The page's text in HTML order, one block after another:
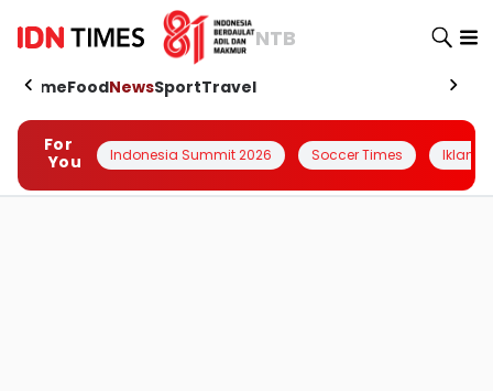
NTB
HomeFoodNewsSportTravel
For
You
Indonesia Summit 2026 Soccer Times Iklanin